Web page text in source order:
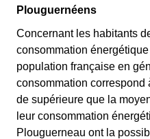
Plouguernéens
Concernant les habitants
consommation
population française en
consommation correspond
de supérieure que la
leur consommation
Plouguerneau ont la